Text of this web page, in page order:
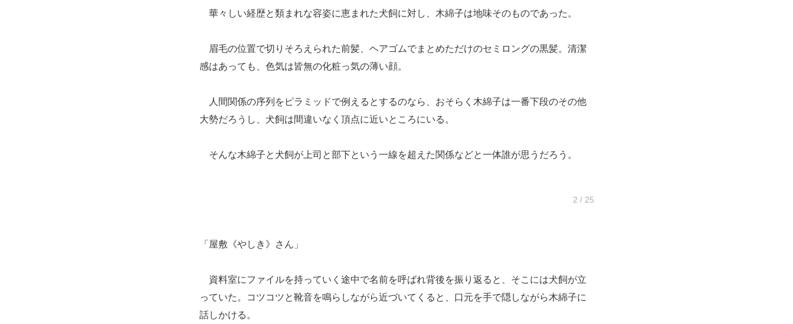
華々しい経歴と類まれな容姿に恵まれた犬飼に対し、木綿子は地味そのものであった。
眉毛の位置で切りそろえられた前髪、ヘアゴムでまとめただけのセミロングの黒髪。清潔
感はあっても、色気は皆無の化粧っ気の薄い顔。
人間関係の序列をピラミッドで例えるとするのなら、おそらく木綿子は一番下段のその他
大勢だろうし、犬飼は間違いなく頂点に近いところにいる。
そんな木綿子と犬飼が上司と部下という一線を超えた関係などと一体誰が思うだろう。
2 / 25
「屋敷《やしき》さん」
資料室にファイルを持っていく途中で名前を呼ばれ背後を振り返ると、そこには犬飼が立
っていた。コツコツと靴音を鳴らしながら近づいてくると、口元を手で隠しながら木綿子に
話しかける。